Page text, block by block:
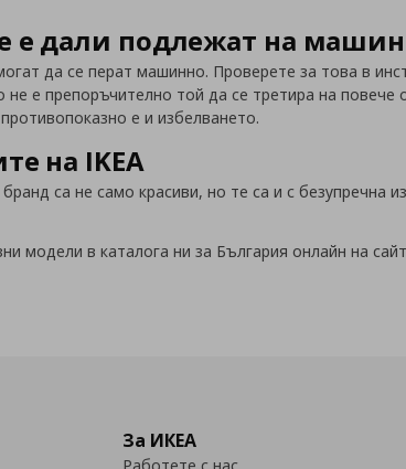
е дали подлежат на
да се перат машинно. Проверете за това в
е препоръчително той да се третира на повече
е и избелването.
на IKEA
са не само красиви, но те са и с безупречна
модели в каталога ни за България онлайн на
За ИКЕА